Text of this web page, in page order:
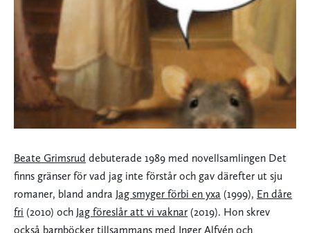
Beate Grimsrud debuterade 1989 med novellsamlingen Det
finns gränser för vad jag inte förstår och gav därefter ut sju
romaner, bland andra Jag smyger förbi en yxa (1999), En dåre
fri (2010) och Jag föreslår att vi vaknar (2019). Hon skrev
också barnböcker tillsammans med Inger Alfvén och